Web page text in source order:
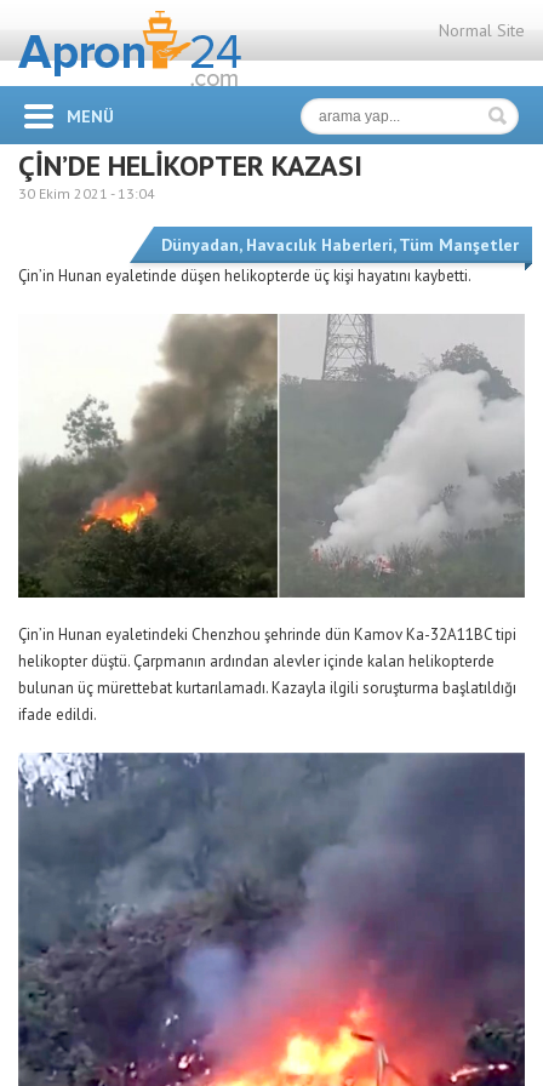
Normal Site
MENÜ
ÇİN’DE HELİKOPTER KAZASI
30 Ekim 2021 - 13:04
Dünyadan, Havacılık Haberleri,Tüm Manşetler
Çin’in Hunan eyaletinde düşen helikopterde üç kişi hayatını kaybetti.
Çin’in Hunan eyaletindeki Chenzhou şehrinde dün Kamov Ka-32A11BC tipi
helikopter düştü. Çarpmanın ardından alevler içinde kalan helikopterde
bulunan üç mürettebat kurtarılamadı. Kazayla ilgili soruşturma başlatıldığı
ifade edildi.